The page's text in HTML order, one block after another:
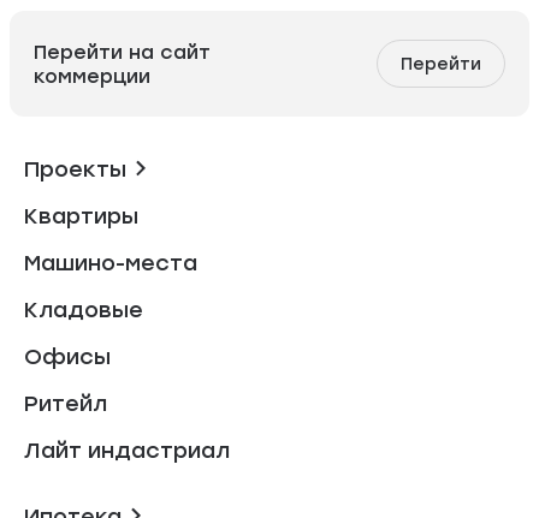
Перейти на сайт
коммерции
Перейти
Проекты
Квартиры
Машино-места
Кладовые
Офисы
Ритейл
Лайт индастриал